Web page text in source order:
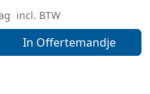
incl. BTW
In Offertemandje